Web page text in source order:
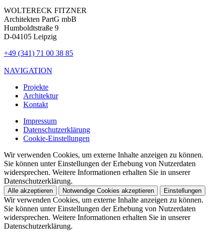
WOLTERECK FITZNER
Architekten PartG mbB
Humboldtstraße 9
D-04105 Leipzig
+49 (341) 71 00 38 85
NAVIGATION
Projekte
Architektur
Kontakt
Impressum
Datenschutzerklärung
Cookie-Einstellungen
Wir verwenden Cookies, um externe Inhalte anzeigen zu können.
Sie können unter Einstellungen der Erhebung von Nutzerdaten
widersprechen. Weitere Informationen erhalten Sie in unserer
Datenschutzerklärung.
Alle akzeptieren Notwendige Cookies akzeptieren Einstellungen
Wir verwenden Cookies, um externe Inhalte anzeigen zu können.
Sie können unter Einstellungen der Erhebung von Nutzerdaten
widersprechen. Weitere Informationen erhalten Sie in unserer
Datenschutzerklärung.